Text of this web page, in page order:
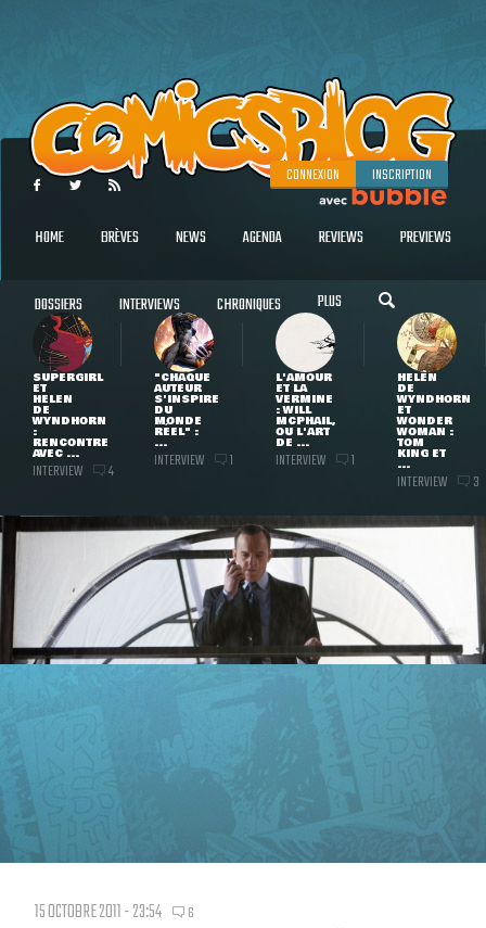
CONNEXION INSCRIPTION
HOME BRÈVES NEWS AGENDA REVIEWS PREVIEWS
DOSSIERS INTERVIEWS CHRONIQUES PLUS
SUPERGIRL
ET
HELEN
DE
WYNDHORN
:
RENCONTRE
AVEC ...
INTERVIEW 4
"CHAQUE
AUTEUR
S'INSPIRE
DU
MONDE
RÉEL" :
...
INTERVIEW 1
L'AMOUR
ET LA
VERMINE
: WILL
MCPHAIL,
OU L'ART
DE ...
INTERVIEW 1
HELEN
DE
WYNDHORN
ET
WONDER
WOMAN :
TOM
KING ET
...
INTERVIEW 3
15 OCTOBRE 2011 - 23:54 6